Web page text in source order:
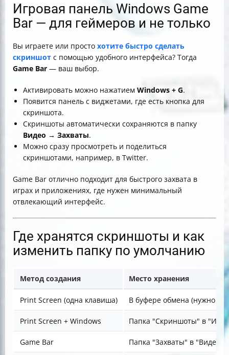
Игровая панель Windows Game
Bar — для геймеров и не только
Вы играете или просто хотите быстро сделать
скриншот с помощью удобного интерфейса? Тогда
Game Bar — ваш выбор.
Активировать можно нажатием Windows + G.
Появится панель с виджетами, где есть кнопка для
скриншота.
Скриншоты автоматически сохраняются в папку
Видео → Захваты.
Можно сразу просмотреть и поделиться
скриншотами, например, в Twitter.
Game Bar отлично подходит для быстрого захвата в
играх и приложениях, где нужен минимальный
отвлекающий интерфейс.
Где хранятся скриншоты и как
изменить папку по умолчанию
Метод создания Место хранения
Print Screen (одна клавиша) В буфере обмена (нужно
Print Screen + Windows Папка "Скриншоты" в
Game Bar Папка "Захваты" в "Видео"